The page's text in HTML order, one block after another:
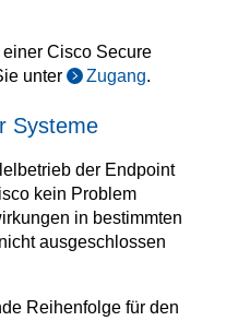
einer Cisco Secure
unter
Zugang.
Systeme
der Endpoint
kein Problem
in bestimmten
ausgeschlossen
Reihenfolge für den